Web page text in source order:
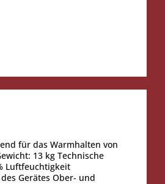
für das Warmhalten von
13 kg Technische
Luftfeuchtigkeit
Gerätes Ober- und